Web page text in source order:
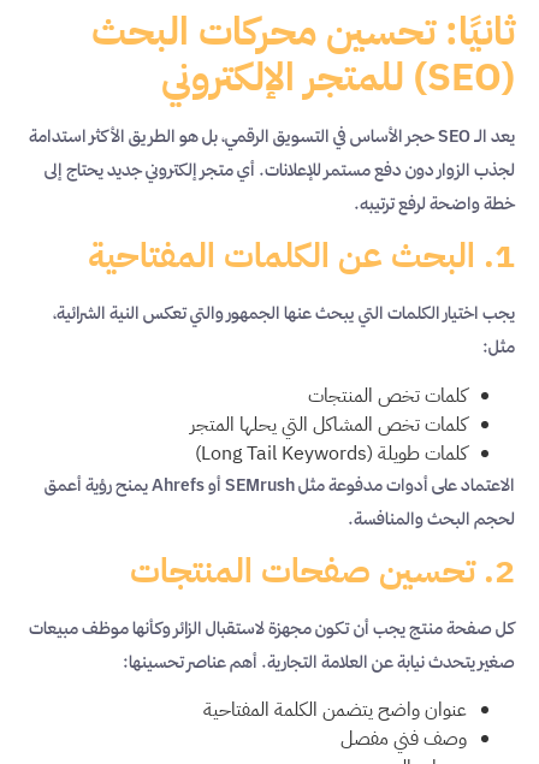
ثانيًا: تحسين محركات البحث
(SEO) للمتجر الإلكتروني
يعد الـ SEO حجر الأساس في التسويق الرقمي، بل هو الطريق الأكثر استدامة
لجذب الزوار دون دفع مستمر للإعلانات. أي متجر إلكتروني جديد يحتاج إلى
خطة واضحة لرفع ترتيبه.
1. البحث عن الكلمات المفتاحية
يجب اختيار الكلمات التي يبحث عنها الجمهور والتي تعكس النية الشرائية،
مثل:
كلمات تخص المنتجات
كلمات تخص المشاكل التي يحلها المتجر
كلمات طويلة (Long Tail Keywords)
الاعتماد على أدوات مدفوعة مثل SEMrush أو Ahrefs يمنح رؤية أعمق
لحجم البحث والمنافسة.
2. تحسين صفحات المنتجات
كل صفحة منتج يجب أن تكون مجهزة لاستقبال الزائر وكأنها موظف مبيعات
صغير يتحدث نيابة عن العلامة التجارية. أهم عناصر تحسينها:
عنوان واضح يتضمن الكلمة المفتاحية
وصف فني مفصل